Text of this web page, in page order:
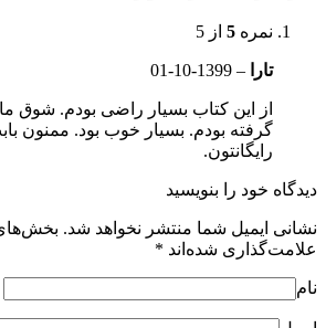
نمره 5 از 5
تارا –
1399-10-01
از این کتاب بسیار راضی بودم. شوق
گرفته بودم. بسیار خوب بود. ممنون
رایگانتون.
دیدگاه خود را بنویسید
نشانی ایمیل شما منتشر نخواهد شد. بخش‌های
علامت‌گذاری شده‌اند *
نام